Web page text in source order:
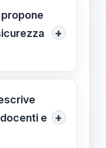
famiglie
minato
e restituire
con
+
ruoli e
stabilire
una
tra
e
+